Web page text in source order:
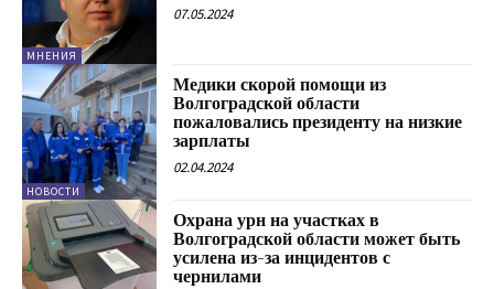
МНЕНИЯ
07.05.2024
НОВОСТИ
Медики скорой помощи из
Волгоградской области
пожаловались президенту на низкие
зарплаты
02.04.2024
Охрана урн на участках в
Волгоградской области может быть
усилена из-за инцидентов с
чернилами